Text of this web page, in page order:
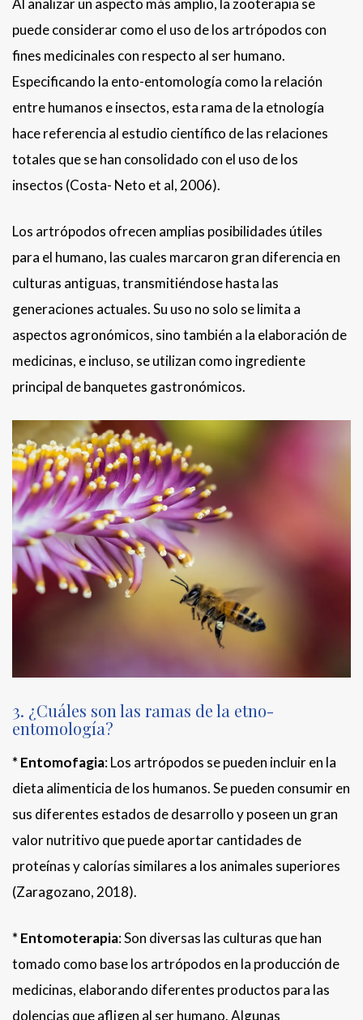
puede considerar como el uso de los artrópodos con
fines medicinales con respecto al ser humano.
Especificando la ento-entomología como la relación
entre humanos e insectos, esta rama de la etnología
hace referencia al estudio científico de las relaciones
totales que se han consolidado con el uso de los
insectos (Costa- Neto et al, 2006).
Los artrópodos ofrecen amplias posibilidades útiles
para el humano, las cuales marcaron gran diferencia en
culturas antiguas, transmitiéndose hasta las
generaciones actuales. Su uso no solo se limita a
aspectos agronómicos, sino también a la elaboración de
medicinas, e incluso, se utilizan como ingrediente
principal de banquetes gastronómicos.
3. ¿Cuáles son las ramas de la etno-
entomología?
* Entomofagia: Los artrópodos se pueden incluir en la
dieta alimenticia de los humanos. Se pueden consumir en
sus diferentes estados de desarrollo y poseen un gran
valor nutritivo que puede aportar cantidades de
proteínas y calorías similares a los animales superiores
(Zaragozano, 2018).
* Entomoterapia: Son diversas las culturas que han
tomado como base los artrópodos en la producción de
medicinas, elaborando diferentes productos para las
dolencias que afligen al ser humano. Algunas